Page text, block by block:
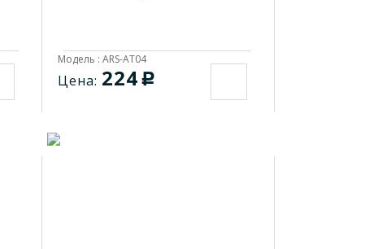
Цена: 224 c
Модель : ARS-AT04